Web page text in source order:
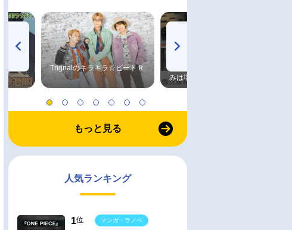
Trignalのキラキラ☆ビートＲ
みは塩だけ
もっと見る
人気ランキング
1位
マンガ・ラノベ